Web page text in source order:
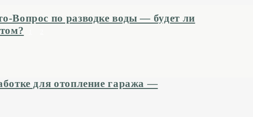
Вопрос по разводке воды — будет ли
для отопление гаража —